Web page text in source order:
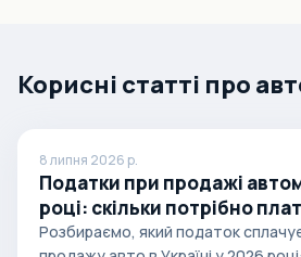
Корисні статті про
8 липня 2026 р.
Податки при продажі
році: скільки потрібно
випадках
Розбираємо, який податок